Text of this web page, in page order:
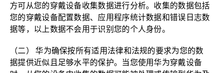
方可从您的穿戴设备收集数据进行分析。收集的数据包括
您的穿戴设备配置数据、应用程序统计数据和错误日志数
据等，以上数据不会用于识别您的个人身份。
（二） 华为确保按所有适用法律和法规的要求为您的数
据提供近似且足够水平的保护。当您使用华为穿戴设备